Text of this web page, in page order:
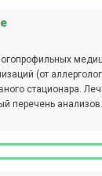
(от
стационара.
перечень
и эндоскопические